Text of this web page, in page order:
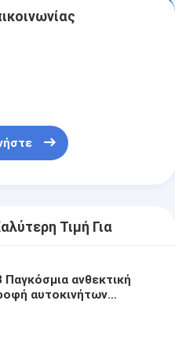
Τιμή Για
Παγκόσμια ανθεκτική
αυτοκινήτων